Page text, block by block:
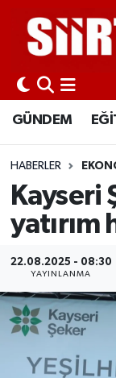
GÜNDEM
HABERLER
Kayseri
yatırım
22.08.2025 - 08:30
YAYINLANMA
GÜNDEM
EĞİTİM
SİYASET
EKONOMİ
SPOR
İLÇELER
KÜLTÜR-
Siirt
Siirt Hava
Siirt
Siirt Trafik
Süper Lig
Tüm
Son